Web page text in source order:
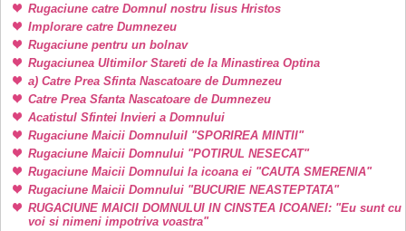
Rugaciune catre Domnul nostru Iisus Hristos
Implorare catre Dumnezeu
Rugaciune pentru un bolnav
Rugaciunea Ultimilor Stareti de la Minastirea Optina
a) Catre Prea Sfinta Nascatoare de Dumnezeu
Catre Prea Sfanta Nascatoare de Dumnezeu
Acatistul Sfintei Invieri a Domnului
Rugaciune Maicii DomnuluiI "SPORIREA MINTII"
Rugaciune Maicii Domnului "POTIRUL NESECAT"
Rugaciune Maicii Domnului la icoana ei "CAUTA SMERENIA"
Rugaciune Maicii Domnului "BUCURIE NEASTEPTATA"
RUGACIUNE MAICII DOMNULUI IN CINSTEA ICOANEI: "Eu sunt cu
voi si nimeni impotriva voastra"